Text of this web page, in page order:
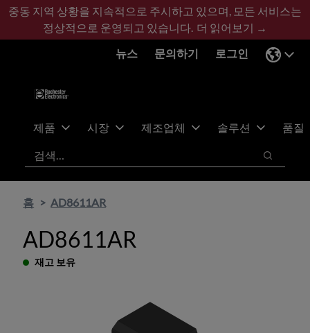
기
콘
바
글
중동 지역 상황을 지속적으로 주시하고 있으며, 모든 서비스는
정상적으로 운영되고 있습니다. 더 읽어보기 →
뉴스
문의하기 로그인
제품 시장 제조업체 솔루션
품질
검색
검색
홈 AD8611AR
AD8611AR
재고 보유